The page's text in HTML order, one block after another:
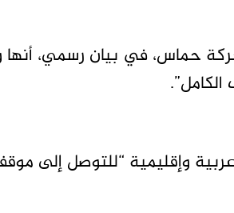
حماس، في بيان رسمي،
وإقليمية “للتوصل إلى